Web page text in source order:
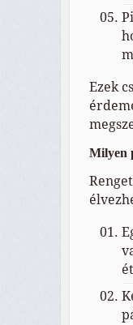
Ezek
Milyen